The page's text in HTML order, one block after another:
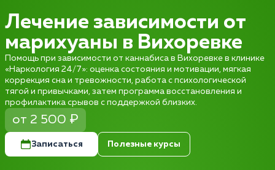
Лечение зависимости от
марихуаны в Вихоревке
Помощь при зависимости от каннабиса в Вихоревке в клинике
«Наркология 24/7»: оценка состояния и мотивации, мягкая
коррекция сна и тревожности, работа с психологической
тягой и привычками, затем программа восстановления и
профилактика срывов с поддержкой близких.
от 2 500 ₽
Записаться Полезные курсы